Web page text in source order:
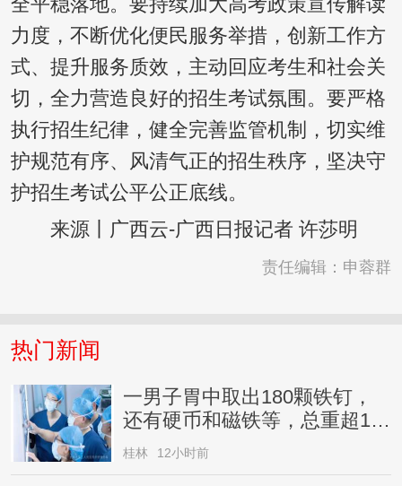
全平稳落地。要持续加大高考政策宣传解读
力度，不断优化便民服务举措，创新工作方
式、提升服务质效，主动回应考生和社会关
切，全力营造良好的招生考试氛围。要严格
执行招生纪律，健全完善监管机制，切实维
护规范有序、风清气正的招生秩序，坚决守
护招生考试公平公正底线。
来源丨广西云-广西日报记者 许莎明
责任编辑：申蓉群
热门新闻
一男子胃中取出180颗铁钉，
还有硬币和磁铁等，总重超1公
斤，家属回应
桂林 12小时前